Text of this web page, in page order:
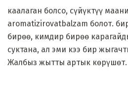
каалаган болсо, сүйүктүү
aromatizirovatbalzam болот.
бирөө, кимдир бирөө
суктана, ал эми кээ бир
Жалбыз жытты артык көрүшөт.